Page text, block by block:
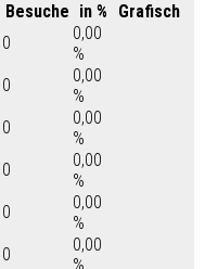
Besuche in %
Grafisch
0
0,00
%
0
0,00
%
0
0,00
%
0
0,00
%
0
0,00
%
0
0,00